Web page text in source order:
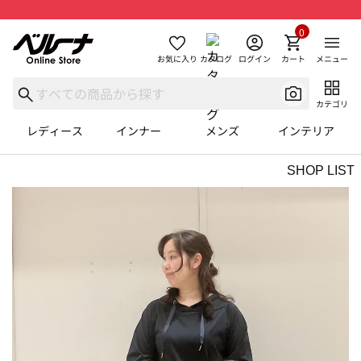
お気に入り カタログ ログイン カート
0
メニュー
カテゴリ
レディース インナー メンズ インテリア
SHOP LIST